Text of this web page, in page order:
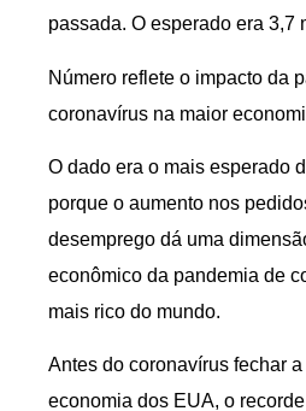
passada. O esperado era 3,7
Número reflete o impacto da
coronavírus na maior
O dado era o mais esperado
porque o aumento nos
desemprego dá uma
econômico da pandemia de
mais rico do mundo.
Antes do coronavírus fechar
economia dos EUA, o